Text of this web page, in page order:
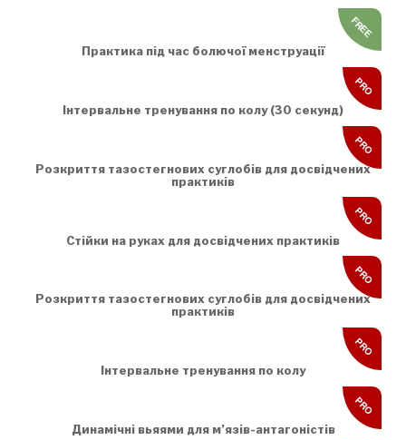
Практика під час болючої менструації
FREE
Інтервальне тренування по колу (30 секунд)
PRO
Розкриття тазостегнових суглобів для досвідчених
практиків
PRO
Стійки на руках для досвідчених практиків
PRO
Розкриття тазостегнових суглобів для досвідчених
практиків
PRO
Інтервальне тренування по колу
PRO
Динамічні вьяями для м’язів-антагоністів
PRO